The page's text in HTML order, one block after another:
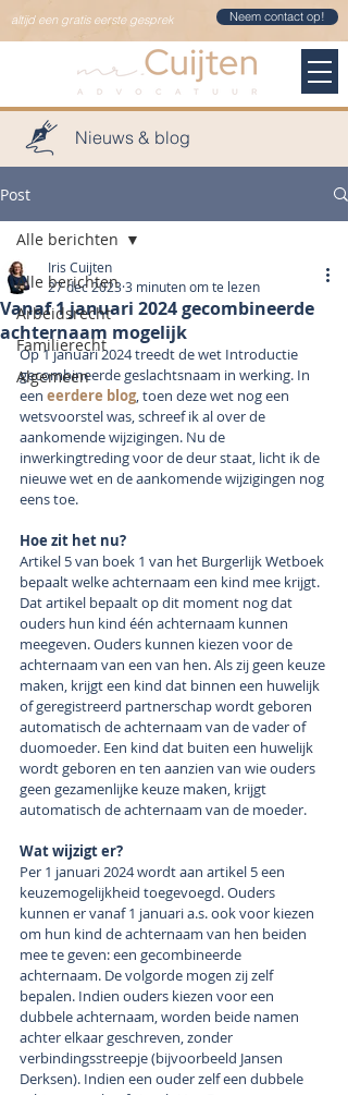
Neem contact op!
altijd een gratis eerste gesprek
Nieuws & blog
Post
Alle berichten
Arbeidsrecht
Familierecht
Algemeen
Alle berichten
Vanaf 1 januari 2024 gecombineerde
achternaam mogelijk
Iris Cuijten
27 dec 2023 3 minuten om te lezen
Op 1 januari 2024 treedt de wet Introductie
gecombineerde geslachtsnaam in werking. In
een eerdere blog, toen deze wet nog een
wetsvoorstel was, schreef ik al over de
aankomende wijzigingen. Nu de
inwerkingtreding voor de deur staat, licht ik de
nieuwe wet en de aankomende wijzigingen nog
eens toe.
Hoe zit het nu?
Artikel 5 van boek 1 van het Burgerlijk Wetboek
bepaalt welke achternaam een kind mee krijgt.
Dat artikel bepaalt op dit moment nog dat
ouders hun kind één achternaam kunnen
meegeven. Ouders kunnen kiezen voor de
achternaam van een van hen. Als zij geen keuze
maken, krijgt een kind dat binnen een huwelijk
of geregistreerd partnerschap wordt geboren
automatisch de achternaam van de vader of
duomoeder. Een kind dat buiten een huwelijk
wordt geboren en ten aanzien van wie ouders
geen gezamenlijke keuze maken, krijgt
automatisch de achternaam van de moeder.
Wat wijzigt er?
Per 1 januari 2024 wordt aan artikel 5 een
keuzemogelijkheid toegevoegd. Ouders
kunnen er vanaf 1 januari a.s. ook voor kiezen
om hun kind de achternaam van hen beiden
mee te geven: een gecombineerde
achternaam. De volgorde mogen zij zelf
bepalen. Indien ouders kiezen voor een
dubbele achternaam, worden beide namen
achter elkaar geschreven, zonder
verbindingsstreepje (bijvoorbeeld Jansen
Derksen). Indien een ouder zelf een dubbele